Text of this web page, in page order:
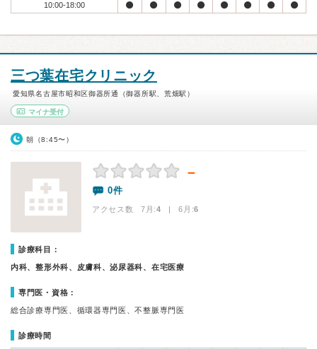
10:00-18:00
三つ葉在宅クリニック
愛知県名古屋市昭和区御器所通（御器所駅、荒畑駅）
マイナ受付
朝（8:45〜）
－
0件
アクセス数 7月:4 | 6月:6
診療科目：
内科、整形外科、皮膚科、泌尿器科、在宅医療
専門医・資格：
総合診療専門医、循環器専門医、不整脈専門医
診療時間